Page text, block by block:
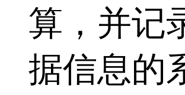
算，并记
据信息的